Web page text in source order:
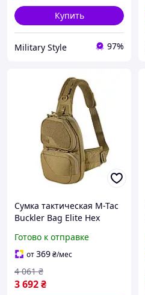
Купить
Military Style 97%
Сумка тактическая M-Tac
Buckler Bag Elite Hex
платформой и
отделением для оружия 1
Готово к отправке
от369₴/мес
3 692₴
4 061 ₴